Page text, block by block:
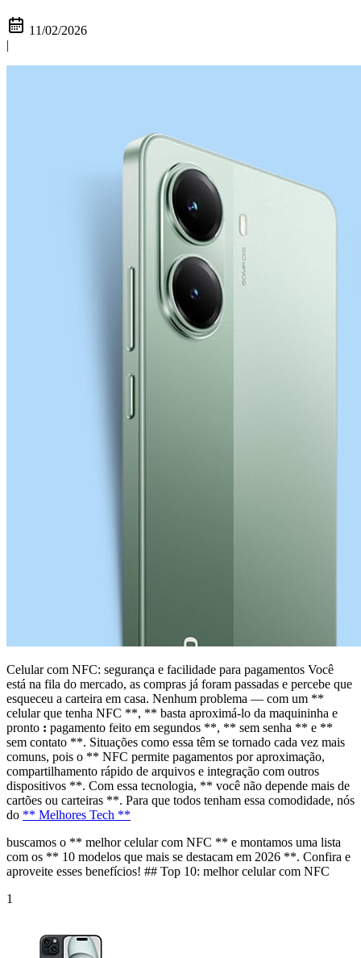
11/02/2026
|
Celular com NFC: segurança e facilidade para pagamentos Você
está na fila do mercado, as compras já foram passadas e percebe que
esqueceu a carteira em casa. Nenhum problema — com um **
celular que tenha NFC **, ** basta aproximá-lo da maquininha e
pronto : pagamento feito em segundos **, ** sem senha ** e **
sem contato **. Situações como essa têm se tornado cada vez mais
comuns, pois o ** NFC permite pagamentos por aproximação,
compartilhamento rápido de arquivos e integração com outros
dispositivos **. Com essa tecnologia, ** você não depende mais de
cartões ou carteiras **. Para que todos tenham essa comodidade, nós
do ** Melhores Tech **
buscamos o ** melhor celular com NFC ** e montamos uma lista
com os ** 10 modelos que mais se destacam em 2026 **. Confira e
aproveite esses benefícios! ## Top 10: melhor celular com NFC
1